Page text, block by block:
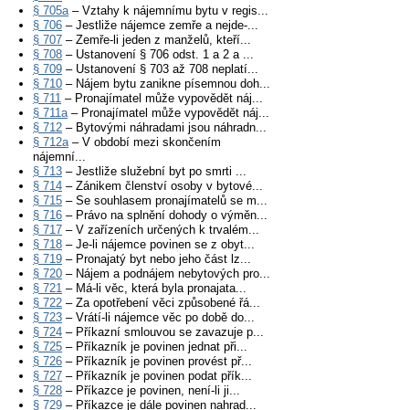
§ 705a– Vztahy k nájemnímu bytu v regis...
§ 706 – Jestliže nájemce zemře a nejde-...
§ 707 – Zemře-li jeden z manželů, kteří...
§ 708 – Ustanovení § 706 odst. 1 a 2 a ...
§ 709 – Ustanovení § 703 až 708 neplatí...
§ 710 – Nájem bytu zanikne písemnou doh...
§ 711 – Pronajímatel může vypovědět náj...
§ 711a– Pronajímatel může vypovědět náj...
§ 712 – Bytovými náhradami jsou náhradn...
§ 712a– V období mezi skončením
nájemní...
§ 713 – Jestliže služební byt po smrti ...
§ 714 – Zánikem členství osoby v bytové...
§ 715 – Se souhlasem pronajímatelů se m...
§ 716 – Právo na splnění dohody o výměn...
§ 717 – V zařízeních určených k trvalém...
§ 718 – Je-li nájemce povinen se z obyt...
§ 719 – Pronajatý byt nebo jeho část lz...
§ 720 – Nájem a podnájem nebytových pro...
§ 721 – Má-li věc, která byla pronajata...
§ 722 – Za opotřebení věci způsobené řá...
§ 723 – Vrátí-li nájemce věc po době do...
§ 724 – Příkazní smlouvou se zavazuje p...
§ 725 – Příkazník je povinen jednat při...
§ 726 – Příkazník je povinen provést př...
§ 727 – Příkazník je povinen podat přík...
§ 728 – Příkazce je povinen, není-li ji...
§ 729 – Příkazce je dále povinen nahrad...